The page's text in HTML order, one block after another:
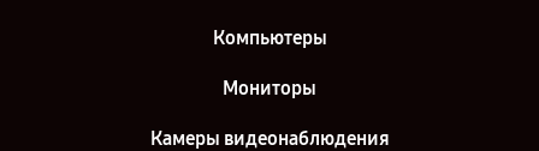
Компьютеры
Мониторы
Камеры видеонаблюдения